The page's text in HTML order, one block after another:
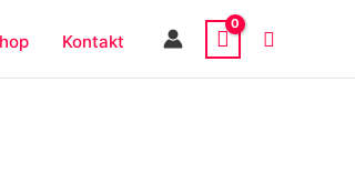
Kontakt